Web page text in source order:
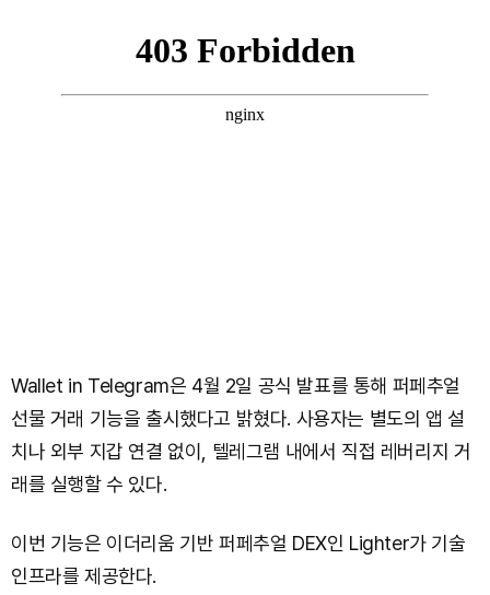
Wallet in Telegram은 4월 2일 공식 발표를 통해 퍼페추얼
선물 거래 기능을 출시했다고 밝혔다. 사용자는 별도의 앱 설
치나 외부 지갑 연결 없이, 텔레그램 내에서 직접 레버리지 거
래를 실행할 수 있다.
이번 기능은 이더리움 기반 퍼페추얼 DEX인 Lighter가 기술
인프라를 제공한다.